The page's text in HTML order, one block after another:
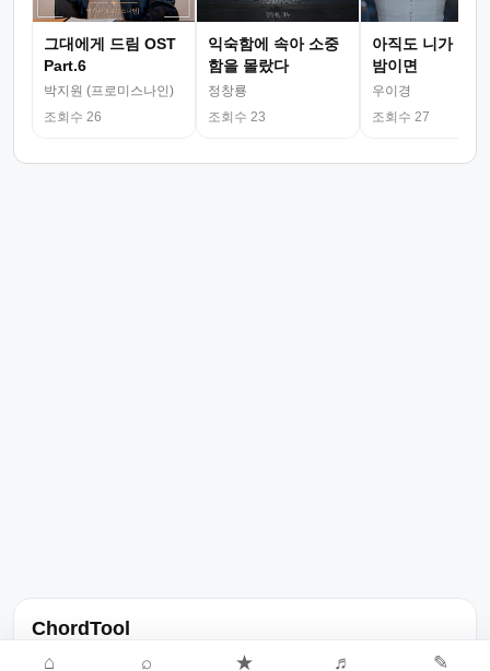
그대에게 드림 OST
Part.6
박지원 (프로미스나인)
조회수 26
익숙함에 속아 소중
함을 몰랐다
정창룡
조회수 23
아직도 니가 그
밤이면
우이경
조회수 27
ChordTool
노래 가사, 곡 정보, 코드, 악보를 한곳에서 찾을 수 있는 음악 정보
⌂ ⌕ ★ ♬ ✎